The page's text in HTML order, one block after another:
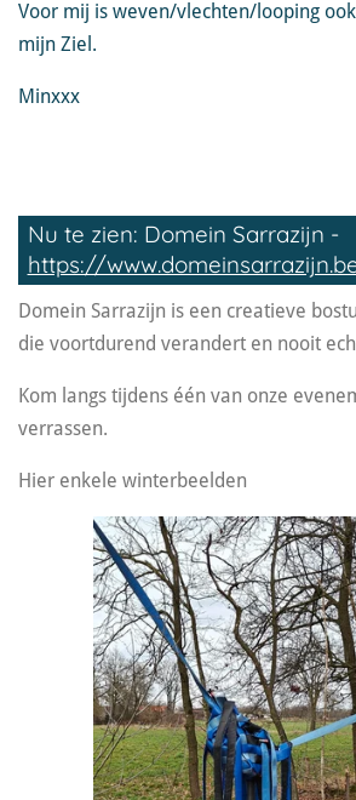
Voor mij is weven/vlechten/looping
mijn Ziel.
Minxxx
Nu te zien: Domein Sarrazijn -
https://
Domein Sarrazijn is een creatieve
die voortdurend verandert en nooit
Kom langs tijdens één van onze
verrassen.
Hier enkele winterbeelden